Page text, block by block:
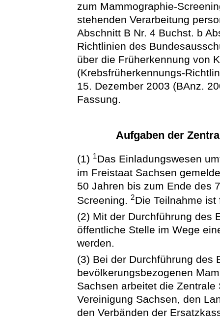
zum Mammographie-
stehenden Verarbeitung
Abschnitt B Nr. 4 Buchst. b
Richtlinien des
über die Früherkennung von
(Krebsfrüherkennungs-
15. Dezember 2003 (BAnz.
Fassung.
Aufgaben der
(1) 1Das Einladungswesen
im Freistaat Sachsen
50 Jahren bis zum Ende des
Screening.2Die Teilnahme ist
(2) Mit der Durchführung des
öffentliche Stelle im Wege
werden.
(3) Bei der Durchführung des
bevölkerungsbezogenen
Sachsen arbeitet die
Vereinigung Sachsen, den
den Verbänden der